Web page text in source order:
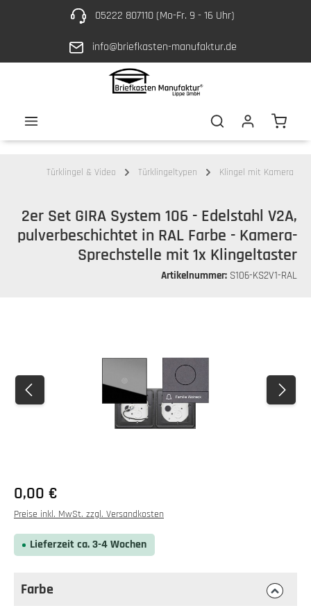
Zum Hauptinhalt springen05222 807110 (Mo-Fr. 9 - 16 Uhr)
info@briefkasten-manufaktur.de
Türklingel & Video Türklingeltypen Klingel mit Kamera
2er Set GIRA System 106 - Edelstahl V2A,
pulverbeschichtet in RAL Farbe - Kamera-
Sprechstelle mit 1x Klingeltaster
Artikelnummer: S106-KS2V1-RAL
0,00 €
Preise inkl. MwSt. zzgl. Versandkosten
Lieferzeit ca. 3-4 Wochen
Farbe